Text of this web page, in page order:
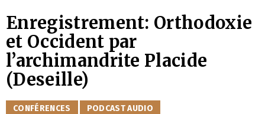
Enregistrement: Orthodoxie
et Occident par
l’archimandrite Placide
(Deseille)
CATÉGORIES
CONFÉRENCES PODCAST AUDIO